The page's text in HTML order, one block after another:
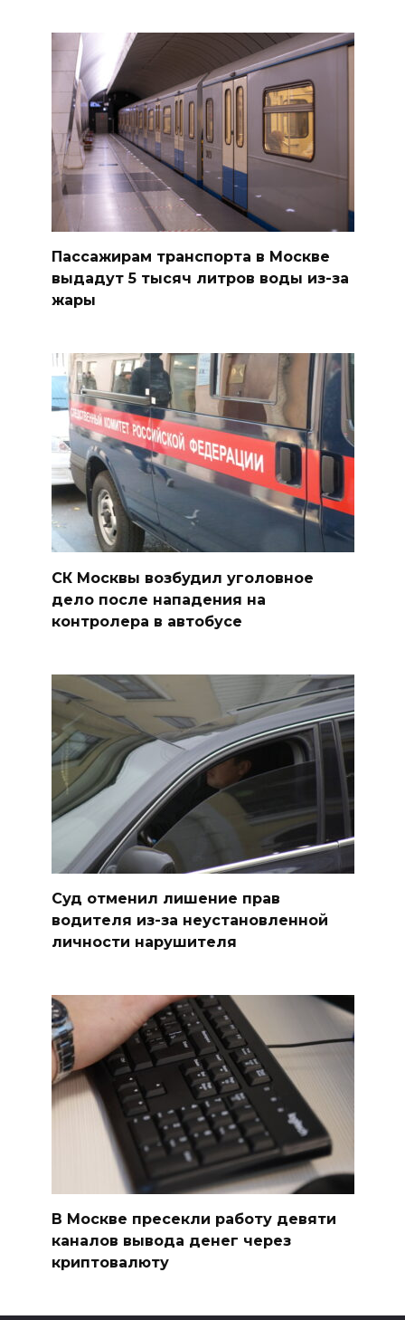
Пассажирам транспорта в Москве
выдадут 5 тысяч литров воды из-за
жары
СК Москвы возбудил уголовное
дело после нападения на
контролера в автобусе
Суд отменил лишение прав
водителя из-за неустановленной
личности нарушителя
В Москве пресекли работу девяти
каналов вывода денег через
криптовалюту